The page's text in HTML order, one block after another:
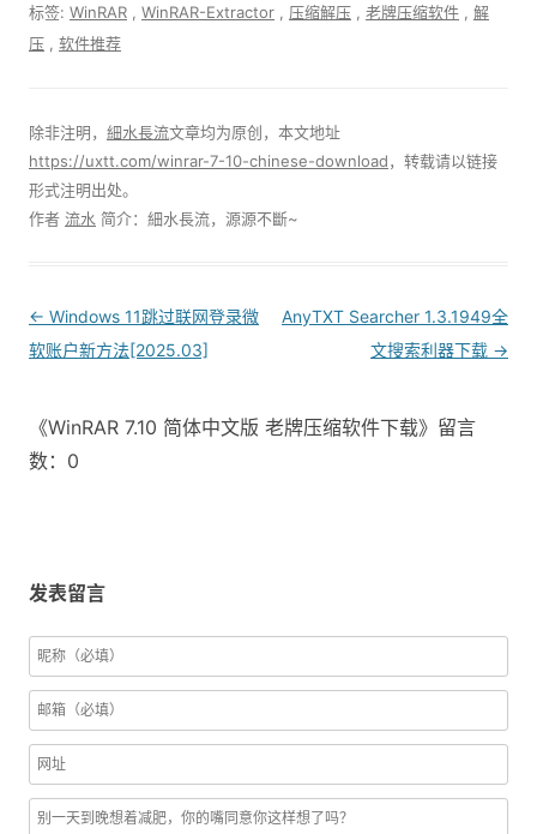
标签: WinRAR WinRAR-Extractor 压缩解压 老牌压缩软件
解
压
软件推荐
除非注明， 細水長流文章均为原创，本文地址
https://uxtt.com/winrar-7-10-chinese-download，转载请以链接
形式注明出处。
作者 流水 简介：細水長流，源源不斷~
Post
navigation
← Windows 11跳过联网登录微
软账户新方法[2025.03]
AnyTXT Searcher 1.3.1949全
文搜索利器下载 →
《WinRAR 7.10 简体中文版 老牌压缩软件下载》留言
数：0
发表留言